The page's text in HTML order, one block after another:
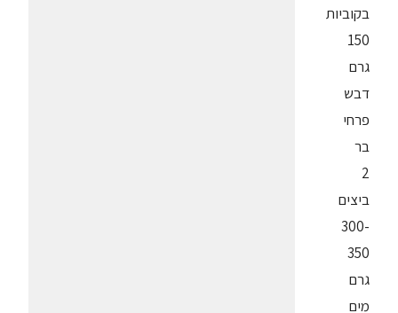
בקוביות
150
גרם
דבש
פרחי
בר
2
ביצים
300-
350
גרם
מים